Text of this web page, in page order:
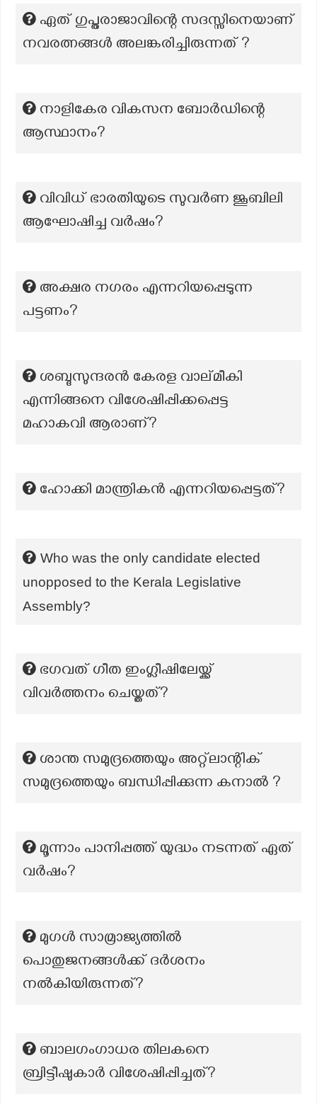
ഏത് ഗുപ്തരാജാവിന്റെ സദസ്സിനെയാണ്
നവരത്നങ്ങൾ അലങ്കരിച്ചിരുന്നത് ?
നാളികേര വികസന ബോർഡിന്റെ
ആസ്ഥാനം?
വിവിധ് ഭാരതിയുടെ സുവർണ ജൂബിലി
ആഘോഷിച്ച വർഷം?
അക്ഷര നഗരം എന്നറിയപ്പെടുന്ന
പട്ടണം?
ശബ്ദസുന്ദരൻ കേരള വാല്മീകി
എന്നിങ്ങനെ വിശേഷിപ്പിക്കപ്പെട്ട
മഹാകവി ആരാണ്?
ഹോക്കി മാന്ത്രികൻ എന്നറിയപ്പെട്ടത്?
Who was the only candidate elected
unopposed to the Kerala Legislative
Assembly?
ഭഗവത് ഗീത ഇംഗ്ലീഷിലേയ്ക്ക്
വിവർത്തനം ചെയ്തത്?
ശാന്ത സമുദ്രത്തെയും അറ്റ്ലാന്റിക്
സമുദ്രത്തെയും ബന്ധിപ്പിക്കുന്ന കനാൽ ?
മൂന്നാം പാനിപ്പത്ത് യുദ്ധം നടന്നത് ഏത്
വര്‍ഷം?
മുഗൾ സാമ്രാജ്യത്തിൽ
പൊതുജനങ്ങൾക്ക് ദർശനം
നൽകിയിരുന്നത്?
ബാലഗംഗാധര തിലകനെ
ബ്രിട്ടീഷുകാർ വിശേഷിപ്പിച്ചത്?